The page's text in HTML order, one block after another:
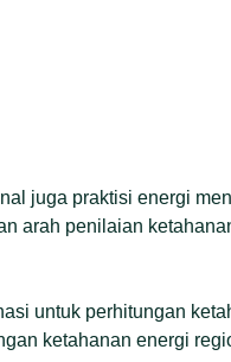
juga praktisi energi
arah penilaian
untuk perhitungan
ketahanan energi